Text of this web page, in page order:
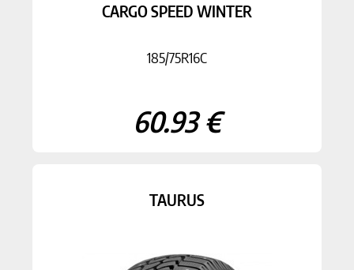
CARGO SPEED WINTER
185/75R16C
60.93 €
TAURUS